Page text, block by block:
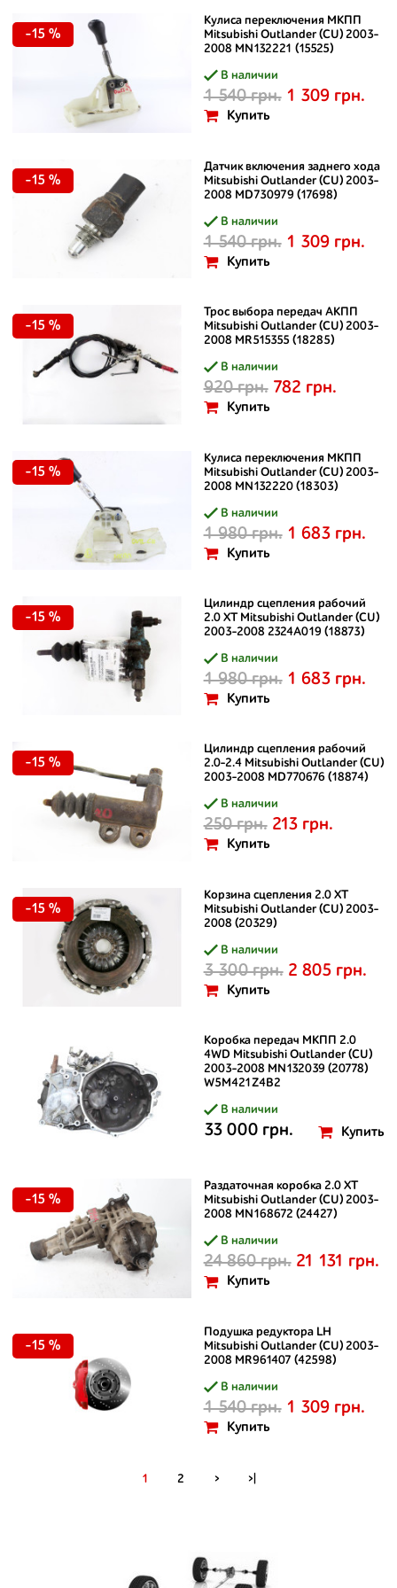
Кулиса переключения МКПП
Mitsubishi Outlander (CU) 2003-
2008 MN132221 (15525)
В наличии
1 540 грн. 1 309 грн.
Купить
-15 %
Датчик включения заднего хода
Mitsubishi Outlander (CU) 2003-
2008 MD730979 (17698)
В наличии
1 540 грн. 1 309 грн.
Купить
-15 %
Трос выбора передач АКПП
Mitsubishi Outlander (CU) 2003-
2008 MR515355 (18285)
В наличии
920 грн. 782 грн.
Купить
-15 %
Кулиса переключения МКПП
Mitsubishi Outlander (CU) 2003-
2008 MN132220 (18303)
В наличии
1 980 грн. 1 683 грн.
Купить
-15 %
Цилиндр сцепления рабочий
2.0 ХТ Mitsubishi Outlander (CU)
2003-2008 2324A019 (18873)
В наличии
1 980 грн. 1 683 грн.
Купить
-15 %
Цилиндр сцепления рабочий
2.0-2.4 Mitsubishi Outlander (CU)
2003-2008 MD770676 (18874)
В наличии
250 грн. 213 грн.
Купить
-15 %
Корзина сцепления 2.0 XT
Mitsubishi Outlander (CU) 2003-
2008 (20329)
В наличии
3 300 грн. 2 805 грн.
Купить
-15 %
Коробка передач МКПП 2.0
4WD Mitsubishi Outlander (CU)
2003-2008 MN132039 (20778)
W5M421Z4B2
В наличии
33 000 грн. Купить
Раздаточная коробка 2.0 XT
Mitsubishi Outlander (CU) 2003-
2008 MN168672 (24427)
В наличии
24 860 грн. 21 131 грн.
Купить
-15 %
Подушка редуктора LH
Mitsubishi Outlander (CU) 2003-
2008 MR961407 (42598)
В наличии
1 540 грн. 1 309 грн.
Купить
-15 %
1 2 > >|